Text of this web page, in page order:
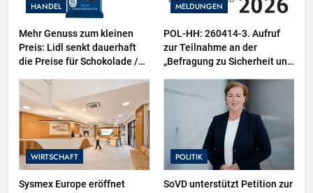
HANDEL
Mehr Genuss zum kleinen
Preis: Lidl senkt dauerhaft
die Preise für Schokolade /
bis zu 13 Prozent günstiger
MELDUNGEN
POL-HH: 260414-3. Aufruf
zur Teilnahme an der
„Befragung zu Sicherheit und
(SKiD) 2026“
WIRTSCHAFT
Sysmex Europe eröffnet
POLITIK
SoVD unterstützt Petition zur